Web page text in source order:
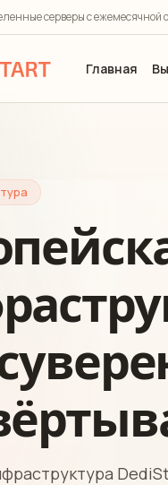
серверы с ежемесячной
Главная